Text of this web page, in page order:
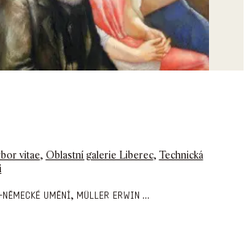
vitae, Oblastní galerie Liberec, Technická
umění, müller erwin ...